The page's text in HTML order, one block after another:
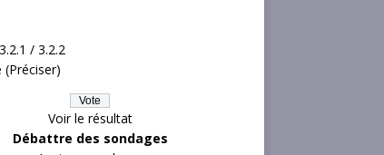
/ 3.2.2
(Préciser)
Voir le résultat
Débattre des sondages